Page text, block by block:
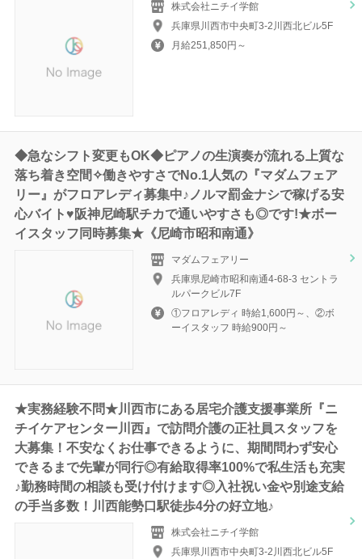
株式会社ニチイ学館
兵庫県川西市中央町3-2川西北ビル5F
月給251,850円～
◆急なシフト変更もOK◆ピアノの生演奏が流れる上質な
落ち着き空間✧働きやすさでNo.1人気の『マダムフェア
リー』がフロアレディ募集中♪ノルマ罰金ナシで稼げる安
心バイト♥阪神尼崎駅チカで通いやすさも◎です!★ボー
イスタッフ同時募集★《尼崎市昭和南通》
マダムフェアリー
兵庫県尼崎市昭和南通4-68-3 セントラ
ルパークビル7F
①フロアレディ 時給1,600円～、②ボ
ーイスタッフ 時給900円～
★実務経験不問★川西市にある居宅介護支援事業所『ニ
チイケアセンター川西』で訪問介護の正社員スタッフを
大募集！不安なくお仕事できるように、期間問わず安心
できるまで先輩が同行◎有給取得率100%で私生活も充実
♪勤務時間の相談も受け付けます◎入社祝い金や別途支給
の手当多数！川西能勢口駅徒歩4分の好立地♪
株式会社ニチイ学館
兵庫県川西市中央町3-2川西北ビル5F